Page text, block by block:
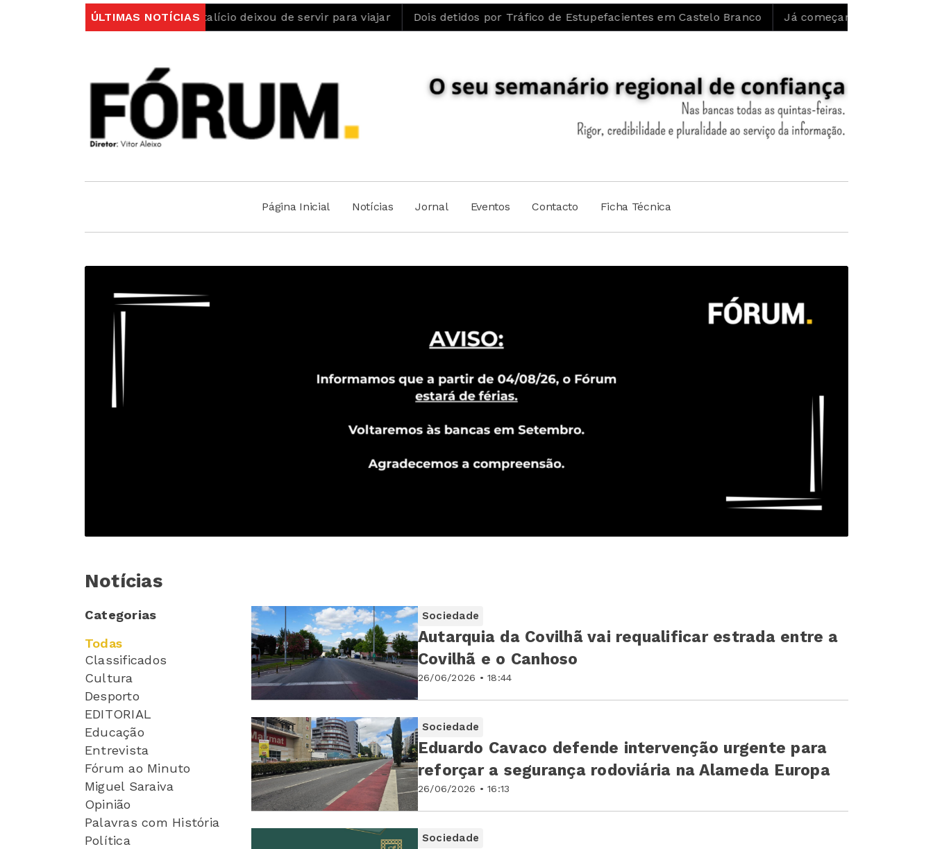
ÚLTIMAS NOTÍCIAS
Bilhete de Identidade vitalício deixou de servir para viajar Dois detidos por Tráfico de Estupefacientes em Castelo Branco Já começaram as obras de restauro
Página Inicial Notícias Jornal Eventos Contacto Ficha Técnica
Notícias
Categorias
Todas
Classificados
Cultura
Desporto
EDITORIAL
Educação
Entrevista
Fórum ao Minuto
Miguel Saraiva
Opinião
Palavras com História
Política
Sociedade
26/06/2026 • 18:44
Autarquia da Covilhã vai requalificar estrada entre a
Covilhã e o Canhoso
Sociedade
26/06/2026 • 16:13
Eduardo Cavaco defende intervenção urgente para
reforçar a segurança rodoviária na Alameda Europa
Sociedade